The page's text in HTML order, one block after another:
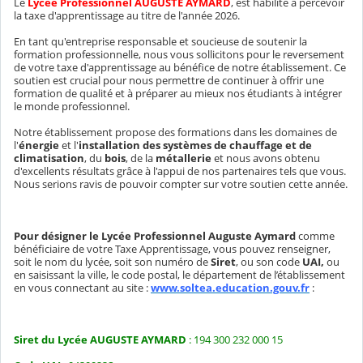
la taxe d'apprentissage au titre de l'année 2026.
En tant qu'entreprise responsable et soucieuse de soutenir la
formation professionnelle, nous vous sollicitons pour le reversement
de votre taxe d'apprentissage au bénéfice de notre établissement. Ce
soutien est crucial pour nous permettre de continuer à offrir une
formation de qualité et à préparer au mieux nos étudiants à intégrer
le monde professionnel.
Notre établissement propose des formations dans les domaines de
l'énergieet l'installation des systèmes de chauffage et de
climatisation, du bois, de la métallerieet nous avons obtenu
d'excellents résultats grâce à l'appui de nos partenaires tels que vous.
Nous serions ravis de pouvoir compter sur votre soutien cette année.
Pour désigner le Lycée Professionnel Auguste Aymardcomme
bénéficiaire de votre Taxe Apprentissage, vous pouvez renseigner,
soit le nom du lycée, soit son numéro deSiret, ou son code UAI, ou
en saisissant la ville, le code postal, le département de l’établissement
en vous connectant au site :www.soltea.education.gouv.fr :
Siret du Lycée AUGUSTE AYMARD : 194 300 232 000 15